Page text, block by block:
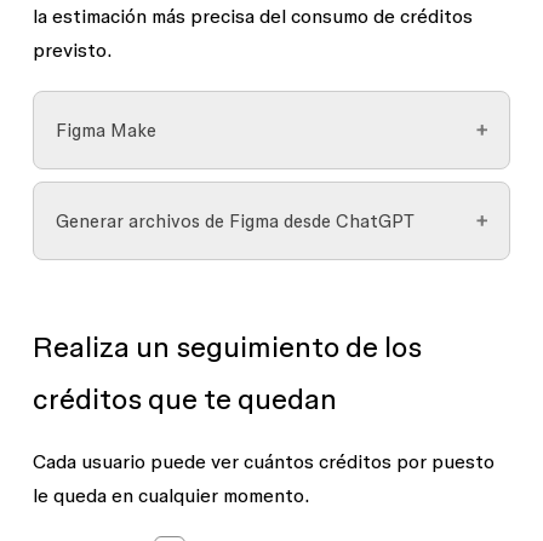
la estimación más precisa del consumo de créditos
previsto.
Figma Make
aproximadamente más de 30 créditos.
Las apps más grandes y complejas
Ejemplo de tarea:hacer que el diseño
Generar archivos de Figma desde ChatGPT
de Figma AI. Una vez generado el archivo de
Slides o Buzz en ChatGPT, podrás ver cuántos
Realiza un seguimiento de los
créditos que te quedan
Cada usuario puede ver cuántos créditos por puesto
le queda en cualquier momento.